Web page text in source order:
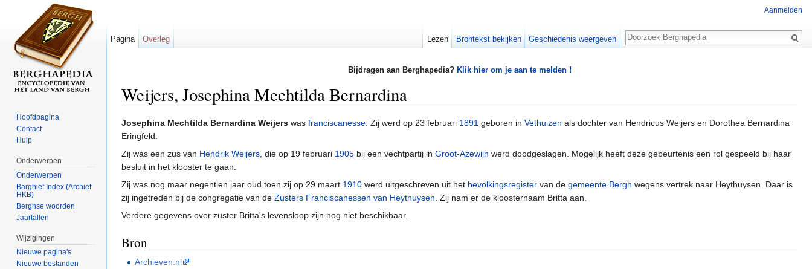
Bijdragen aan Berghapedia? Klik hier om je aan te melden !
Weijers, Josephina Mechtilda Bernardina
Josephina Mechtilda Bernardina Weijers was franciscanesse. Zij werd op 23 februari 1891 geboren in Vethuizen als dochter van Hendricus Weijers en Dorothea Bernardina
Eringfeld.
Zij was een zus van Hendrik Weijers, die op 19 februari 1905 bij een vechtpartij in Groot-Azewijn werd doodgeslagen. Mogelijk heeft deze gebeurtenis een rol gespeeld bij haar
besluit in het klooster te gaan.
Zij was nog maar negentien jaar oud toen zij op 29 maart 1910 werd uitgeschreven uit het bevolkingsregister van de gemeente Bergh wegens vertrek naar Heythuysen. Daar is
zij ingetreden bij de congregatie van de Zusters Franciscanessen van Heythuysen. Zij nam er de kloosternaam Britta aan.
Verdere gegevens over zuster Britta's levensloop zijn nog niet beschikbaar.
Bron
Archieven.nl
Aanmelden
Pagina Overleg Lezen Brontekst bekijken Geschiedenis weergeven
Zoeken
Hoofdpagina
Contact
Hulp
Onderwerpen
Onderwerpen
Barghief Index (Archief
HKB)
Berghse woorden
Jaartallen
Wijzigingen
Nieuwe pagina's
Nieuwe bestanden